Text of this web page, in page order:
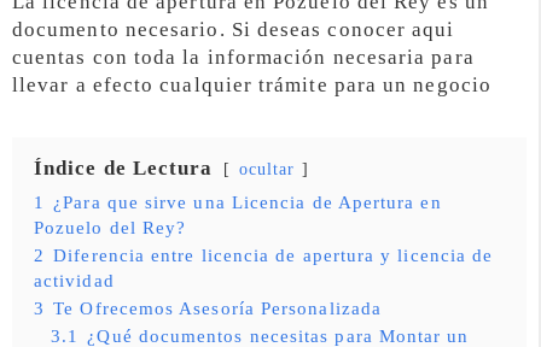
documento necesario. Si deseas conocer aqui
cuentas con toda la información necesaria para
llevar a efecto cualquier trámite para un negocio
Índice de Lectura ocultar
1
¿Para que sirve una Licencia de Apertura en
Pozuelo del Rey?
2 Diferencia entre licencia de apertura y licencia de
actividad
3 Te Ofrecemos Asesoría Personalizada
3.1
¿Qué documentos necesitas para Montar un